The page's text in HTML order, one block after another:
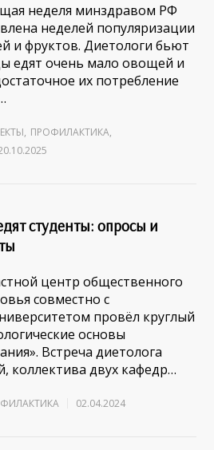
неделя минздравом РФ
неделей популяризации
и фруктов. Диетологи бьют
едят очень мало овощей и
их потребление
, ПРОФИЛАКТИКА,
студенты: опросы и
центр общественного
совместно с
провёл круглый
основы
Встреча диетолога
коллектива двух кафедр…
02.04.2024